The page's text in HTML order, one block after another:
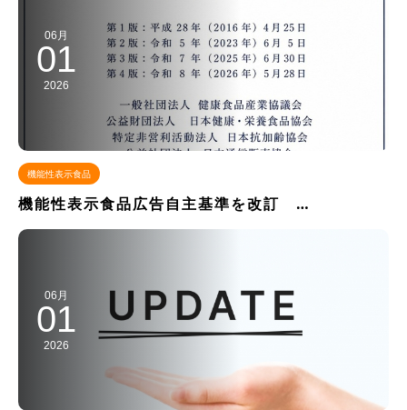
06月
01
2026
機能性表示食品
機能性表示食品広告自主基準を改訂 …
06月
01
2026